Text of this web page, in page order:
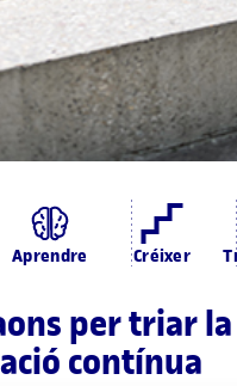
Aprendre Créixer
per triar
contínua